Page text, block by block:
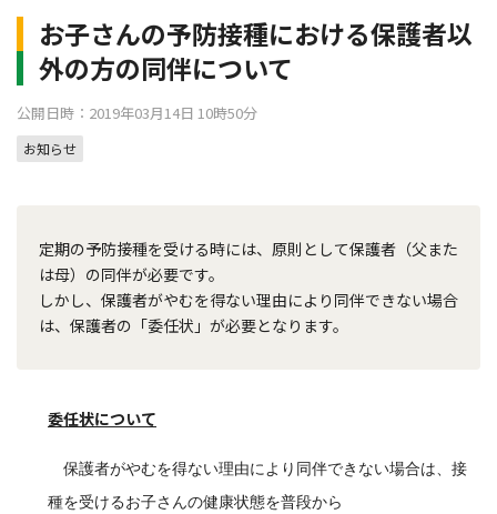
お子さんの予防接種における保護者以
外の方の同伴について
公開日時：2019年03月14日 10時50分
お知らせ
定期の予防接種を受ける時には、原則として保護者（父また
は母）の同伴が必要です。
しかし、保護者がやむを得ない理由により同伴できない場合
は、保護者の「委任状」が必要となります。
委任状について
保護者がやむを得ない理由により同伴できない場合は、接
種を受けるお子さんの健康状態を普段から